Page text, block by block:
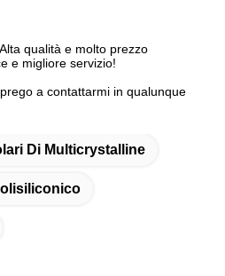
qualità e molto prezzo
e migliore servizio!
a contattarmi in qualunque
Di Multicrystalline